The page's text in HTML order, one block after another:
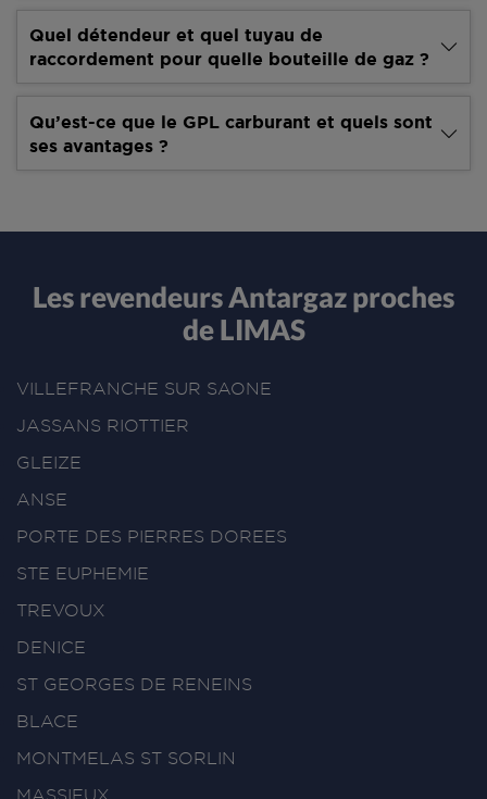
Quel détendeur et quel tuyau de
raccordement pour quelle bouteille de gaz ?
Qu’est-ce que le GPL carburant et quels sont
ses avantages ?
Les revendeurs Antargaz proches
de LIMAS
VILLEFRANCHE SUR SAONE
JASSANS RIOTTIER
GLEIZE
ANSE
PORTE DES PIERRES DOREES
STE EUPHEMIE
TREVOUX
DENICE
ST GEORGES DE RENEINS
BLACE
MONTMELAS ST SORLIN
MASSIEUX